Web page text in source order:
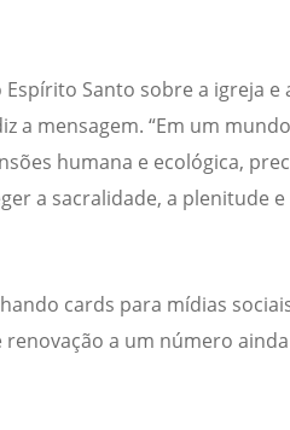
Espírito Santo sobre a igreja e
a mensagem. “Em um
humana e ecológica,
a sacralidade, a plenitude
cards para mídias
a um número